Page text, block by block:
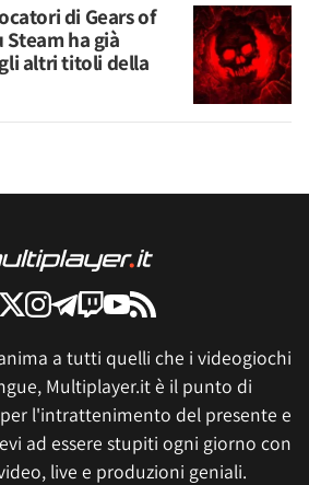
di Gears of
Steam ha già
altri titoli della
a tutti quelli che i videogiochi
Multiplayer.it è il punto di
l'intrattenimento del presente e
ad essere stupiti ogni giorno con
live e produzioni geniali.